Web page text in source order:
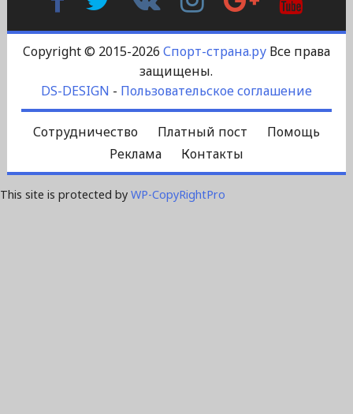
Контакте
Plus
Copyright © 2015-2026 Спорт-страна.руВсе права
защищены.
DS-DESIGN - Пользовательское соглашение
Сотрудничество Платный пост
Помощь
Реклама
Контакты
This site is protected by WP-CopyRightPro